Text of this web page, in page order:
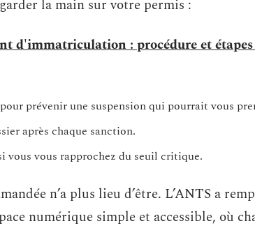
la main sur votre permis :
d'immatriculation : procédure et
prévenir une suspension qui pourrait vous
après chaque sanction.
vous vous rapprochez du seuil critique.
n’a plus lieu d’être. L’ANTS a
numérique simple et accessible, où